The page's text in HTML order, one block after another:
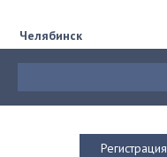
Челябинск
Регистрация